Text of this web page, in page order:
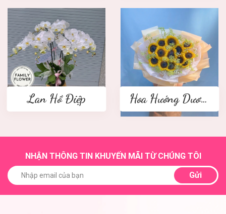
Lan Hồ Điệp Hoa Hướng Dương
NHẬN THÔNG TIN KHUYẾN MÃI TỪ CHÚNG TÔI
Gửi